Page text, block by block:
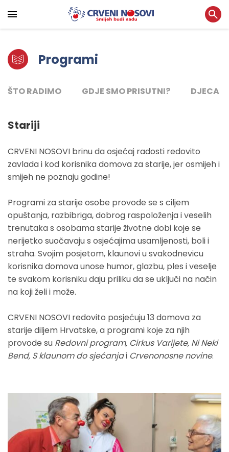
Programi
ŠTO RADIMO GDJE SMO PRISUTNI? DJECA
Stariji
CRVENI NOSOVI brinu da osjećaj radosti redovito
zavlada i kod korisnika domova za starije, jer osmijeh i
smijeh ne poznaju godine!
Programi za starije osobe provode se s ciljem
opuštanja, razbibriga, dobrog raspoloženja i veselih
trenutaka s osobama starije životne dobi koje se
nerijetko suočavaju s osjećajima usamljenosti, boli i
straha. Svojim posjetom, klaunovi u svakodnevicu
korisnika domova unose humor, glazbu, ples i veselje
te svakom korisniku daju priliku da se uključi na način
na koji želi i može.
CRVENI NOSOVI redovito posjećuju 13 domova za
starije diljem Hrvatske, a programi koje za njih
provode su Redovni program, Cirkus Varijete, Ni Neki
Bend, S klaunom do sjećanjai Crvenonosne novine.